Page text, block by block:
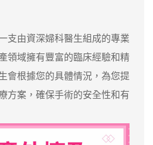
由資深婦科醫生組成的專業
領域擁有豐富的臨床經驗和精
會根據您的具體情況，為您提
方案，確保手術的安全性和有